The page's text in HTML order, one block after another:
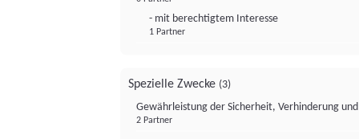
- mit berechtigtem Interesse
1 Partner
Spezielle Zwecke (3)
Gewährleistung der Sicherheit, Verhinderung
2 Partner